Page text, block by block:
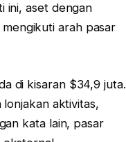
ini, aset dengan
arah pasar
di kisaran $34,9 juta.
aktivitas,
kata lain, pasar